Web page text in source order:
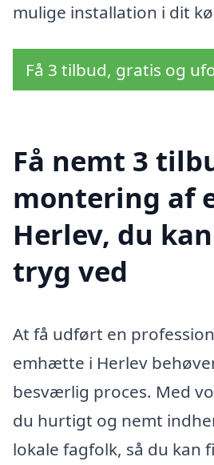
mulige installation i dit
Få 3 tilbud, gratis og
Få nemt 3
montering af
Herlev, du
tryg ved
At få udført en
emhætte i Herlev
besværlig proces. Med
du hurtigt og nemt
lokale fagfolk, så du kan